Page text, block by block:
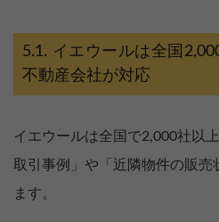
イエウールは全国
不動産会社が対応
イエウールは全国で2,000社以
取引事例」や「近隣物件の販売
ます。